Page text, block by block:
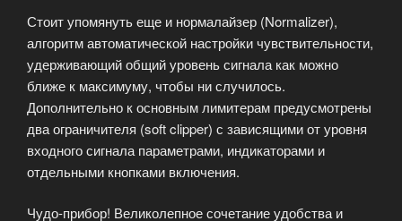
Стоит упомянуть еще и нормалайзер (Normalizer),
алгоритм автоматической настройки чувствительности,
удерживающий общий уровень сигнала как можно
ближе к максимуму, чтобы ни случилось.
Дополнительно к основным лимитерам предусмотрены
два ограничителя (soft clipper) с зависящими от уровня
входного сигнала параметрами, индикаторами и
отдельными кнопками включения.
Чудо-прибор! Великолепное сочетание удобства и